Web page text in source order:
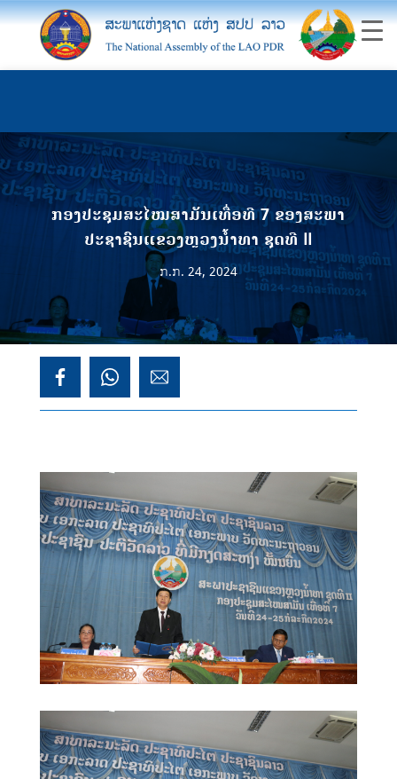
ກອງປະຊຸມສະໄໝສາມັນເທື່ອທີ 7 ຂອງສະພາ
ປະຊາຊົນແຂວງຫຼວງນໍ້າທາ ຊຸດທີ II
ກ.ກ. 24, 2024